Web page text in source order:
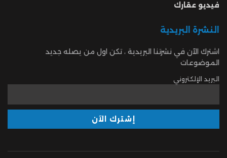
فيديو عقارك
النشرة البريدية
اشترك الآن في نشرتنا البريدية ، تكن اول من يصله جديد
الموضوعات
البريد الإلكتروني